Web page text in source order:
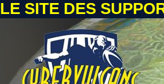
LE SITE DES